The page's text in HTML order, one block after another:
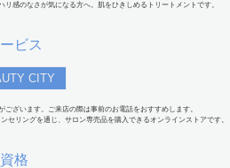
リ感のなさが気になる方へ。肌をひきしめるトリートメントです。
ビス
CITY
ございます。ご来店の際は事前のお電話をおすすめします。
セリングを通じ、サロン専売品を購入できるオンラインストアです。
格